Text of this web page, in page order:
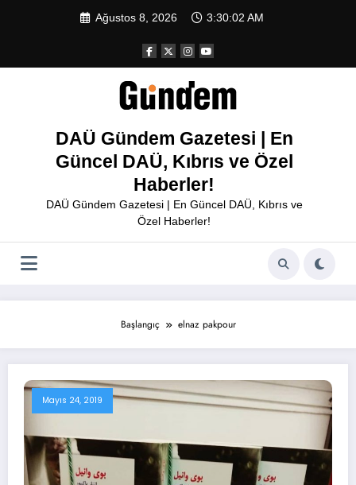
Ağustos 8, 2026 3:30:02 AM
DAÜ Gündem Gazetesi | En
Güncel DAÜ, Kıbrıs ve Özel
Haberler!
DAÜ Gündem Gazetesi | En Güncel DAÜ, Kıbrıs ve
Özel Haberler!
Başlangıç elnaz pakpour
Mayıs 24, 2019